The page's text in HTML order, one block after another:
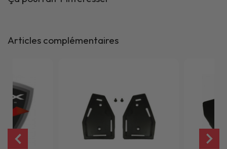
Articles complémentaires